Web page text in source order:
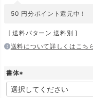
50 円分ポイント還元中！
送料パターン 送料別
送料について詳しくはこち
書体
(
必